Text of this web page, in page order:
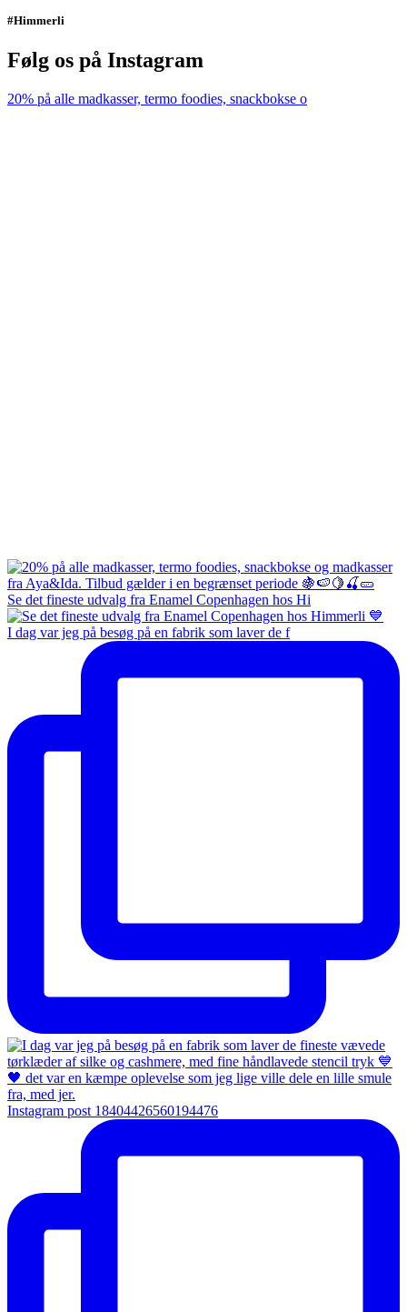
#Himmerli
Følg os på Instagram
20% på alle madkasser, termo foodies, snackbokse o
Se det fineste udvalg fra Enamel Copenhagen hos Hi
I dag var jeg på besøg på en fabrik som laver de f
Instagram post 18404426560194476